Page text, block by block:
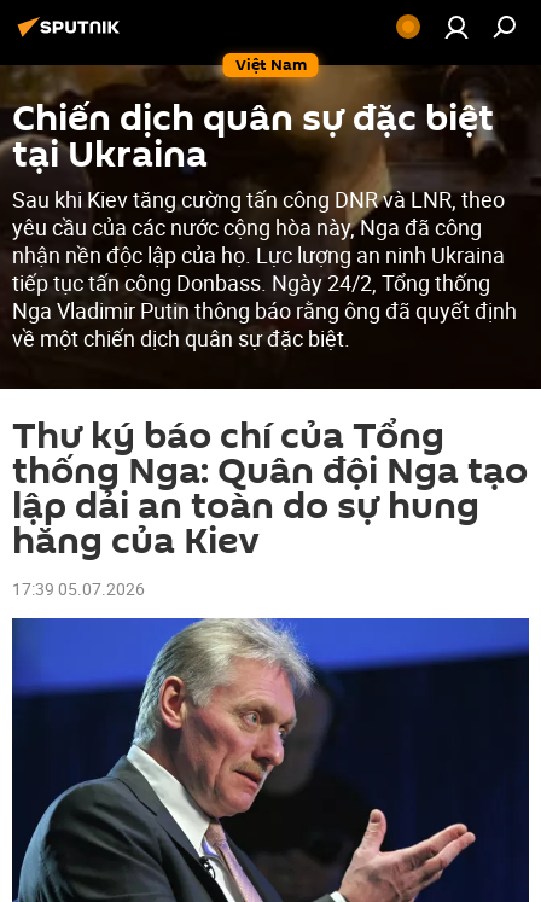
Việt Nam
Chiến dịch quân sự đặc biệt
tại Ukraina
Sau khi Kiev tăng cường tấn công DNR và LNR, theo
yêu cầu của các nước cộng hòa này, Nga đã công
nhận nền độc lập của họ. Lực lượng an ninh Ukraina
tiếp tục tấn công Donbass. Ngày 24/2, Tổng thống
Nga Vladimir Putin thông báo rằng ông đã quyết định
về một chiến dịch quân sự đặc biệt.
Thư ký báo chí của Tổng
thống Nga: Quân đội Nga tạo
lập dải an toàn do sự hung
hăng của Kiev
17:39 05.07.2026